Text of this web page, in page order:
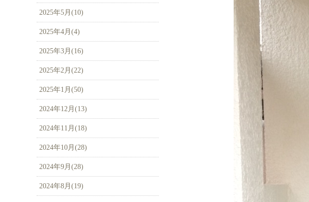
2025年5月(10)
2025年4月(4)
2025年3月(16)
2025年2月(22)
2025年1月(50)
2024年12月(13)
2024年11月(18)
2024年10月(28)
2024年9月(28)
2024年8月(19)